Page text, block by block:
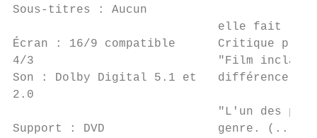
Sous-titres : Aucun
elle fait la
Écran : 16/9 compatible      Critique
4/3                          "Film inclassable
Son : Dolby Digital 5.1 et   différence et
2.0
"L'un des
Support : DVD                genre. (...)